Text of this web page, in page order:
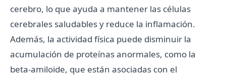
cerebro, lo que ayuda a mantener las células
cerebrales saludables y reduce la inflamación.
Además, la actividad física puede disminuir la
acumulación de proteínas anormales, como la
beta-amiloide, que están asociadas con el